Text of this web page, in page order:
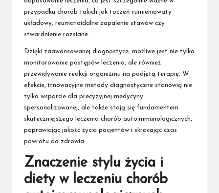
przypadku chorób takich jak toczeń rumieniowaty
układowy, reumatoidalne zapalenie stawów czy
stwardnienie rozsiane.
Dzięki zaawansowanej diagnostyce, możliwe jest nie tylko
monitorowanie postępów leczenia, ale również
przewidywanie reakcji organizmu na podjętą terapię. W
efekcie, innowacyjne metody diagnostyczne stanowią nie
tylko wsparcie dla precyzyjnej medycyny
spersonalizowanej, ale także stają się fundamentem
skuteczniejszego leczenia chorób autoimmunologicznych,
poprawiając jakość życia pacjentów i skracając czas
powrotu do zdrowia.
Znaczenie stylu życia i
diety w leczeniu chorób